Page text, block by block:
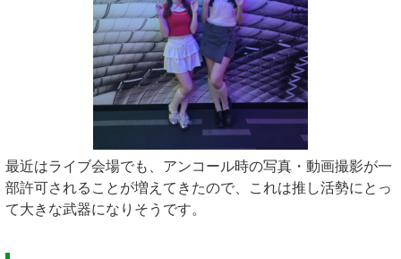
最近はライブ会場でも、アンコール時の写真・動画撮影が一
部許可されることが増えてきたので、これは推し活勢にとっ
て大きな武器になりそうです。